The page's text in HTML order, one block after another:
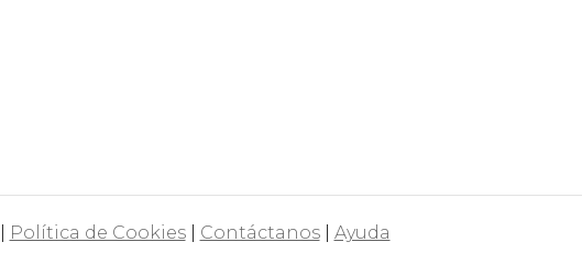
Política de Cookies| Contáctanos| Ayuda